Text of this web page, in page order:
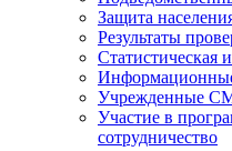
Защита
Результаты
Статистическая
Учрежденные
Участие в
сотрудничество